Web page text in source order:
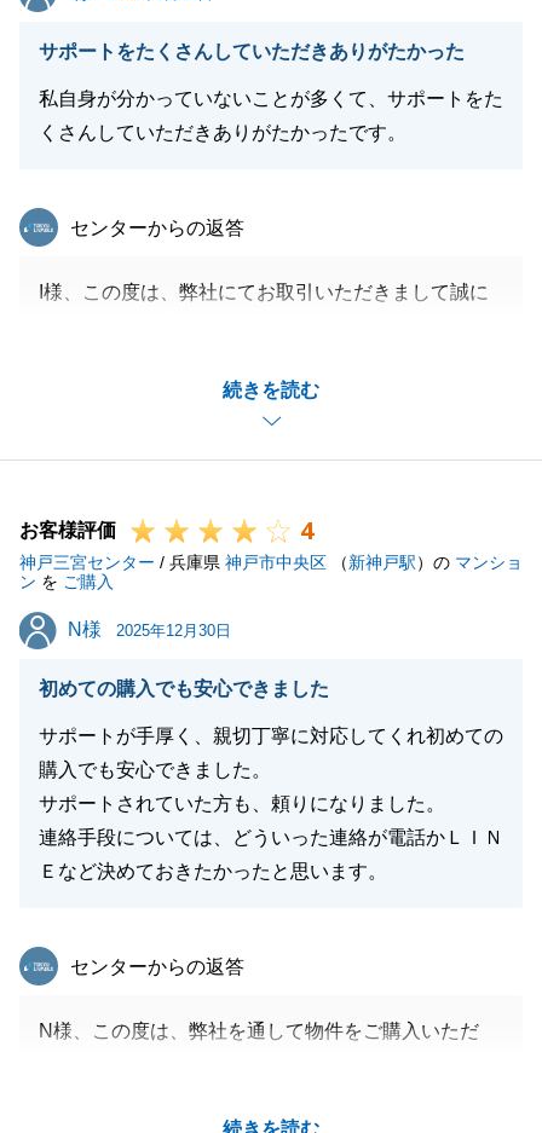
サポートをたくさんしていただきありがたかった
私自身が分かっていないことが多くて、サポートをた
くさんしていただきありがたかったです。
続きを読む
東急リバブル
センターからの返答
I様、この度は、弊社にてお取引いただきまして誠に
その姿勢を評価していただき、心より光栄に思いま
す。
ます。
お客様評価 4
神戸三宮センター / 兵庫県 神戸市中央区 （新神戸駅）の マンショ
ン を ご購入
N様
N様 2025年12月30日
初めての購入でも安心できました
サポートが手厚く、親切丁寧に対応してくれ初めての
購入でも安心できました。
サポートされていた方も、頼りになりました。
連絡手段については、どういった連絡が電話かＬＩＮ
Ｅなど決めておきたかったと思います。
続きを読む
東急リバブル
センターからの返答
N様、この度は、弊社を通して物件をご購入いただ